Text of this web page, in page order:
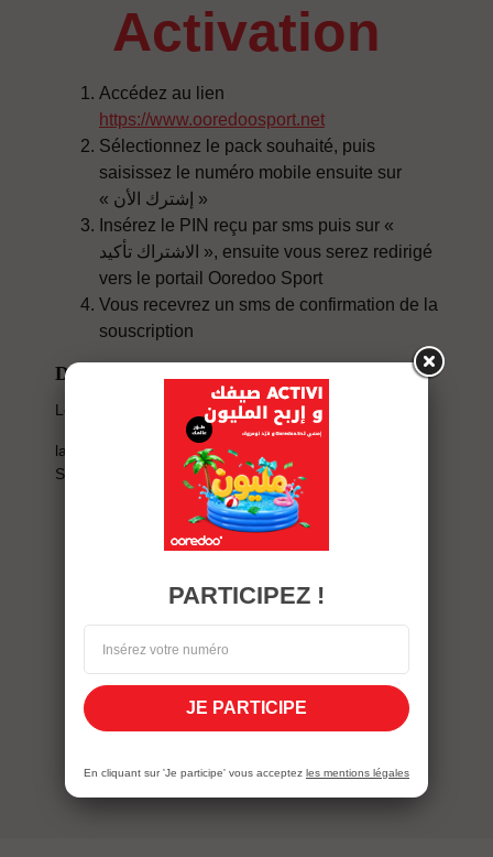
activation
Accédez au lien
https://www.ooredoosport.net
Sélectionnez le pack souhaité, puis
saisissez le numéro mobile ensuite sur
« إشترك الأن »
Insérez le PIN reçu par sms puis sur «
الاشتراك تأكيد », ensuite vous serez redirigé
vers le portail Ooredoo Sport
Vous recevrez un sms de confirmation de la
souscription
Désactivation:
Le service peut être désactivé via :
la commande *177#
STOP S au 85540
PARTICIPEZ !
JE PARTICIPE
En cliquant sur 'Je participe' vous acceptez les mentions légales